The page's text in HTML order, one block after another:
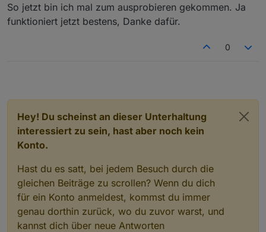
So jetzt bin ich mal zum ausprobieren gekommen. Ja
funktioniert jetzt bestens, Danke dafür.
0
Hey! Du scheinst an dieser Unterhaltung
interessiert zu sein, hast aber noch kein
Konto.
Hast du es satt, bei jedem Besuch durch die
gleichen Beiträge zu scrollen? Wenn du dich
für ein Konto anmeldest, kommst du immer
genau dorthin zurück, wo du zuvor warst, und
kannst dich über neue Antworten